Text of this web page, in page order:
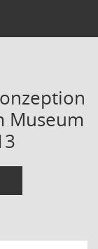
Museum